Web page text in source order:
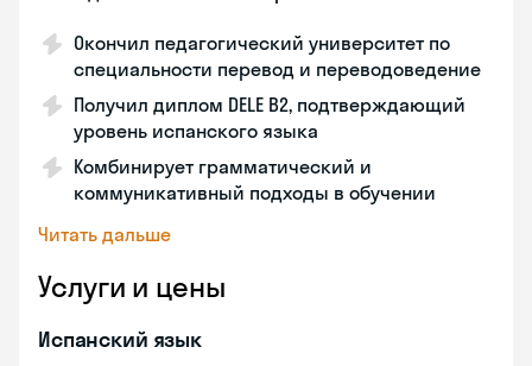
Окончил педагогический университет по
специальности перевод и переводоведение
Получил диплом DELE B2, подтверждающий
уровень испанского языка
Комбинирует грамматический и
коммуникативный подходы в обучении
Читать дальше
Услуги и цены
Испанский язык